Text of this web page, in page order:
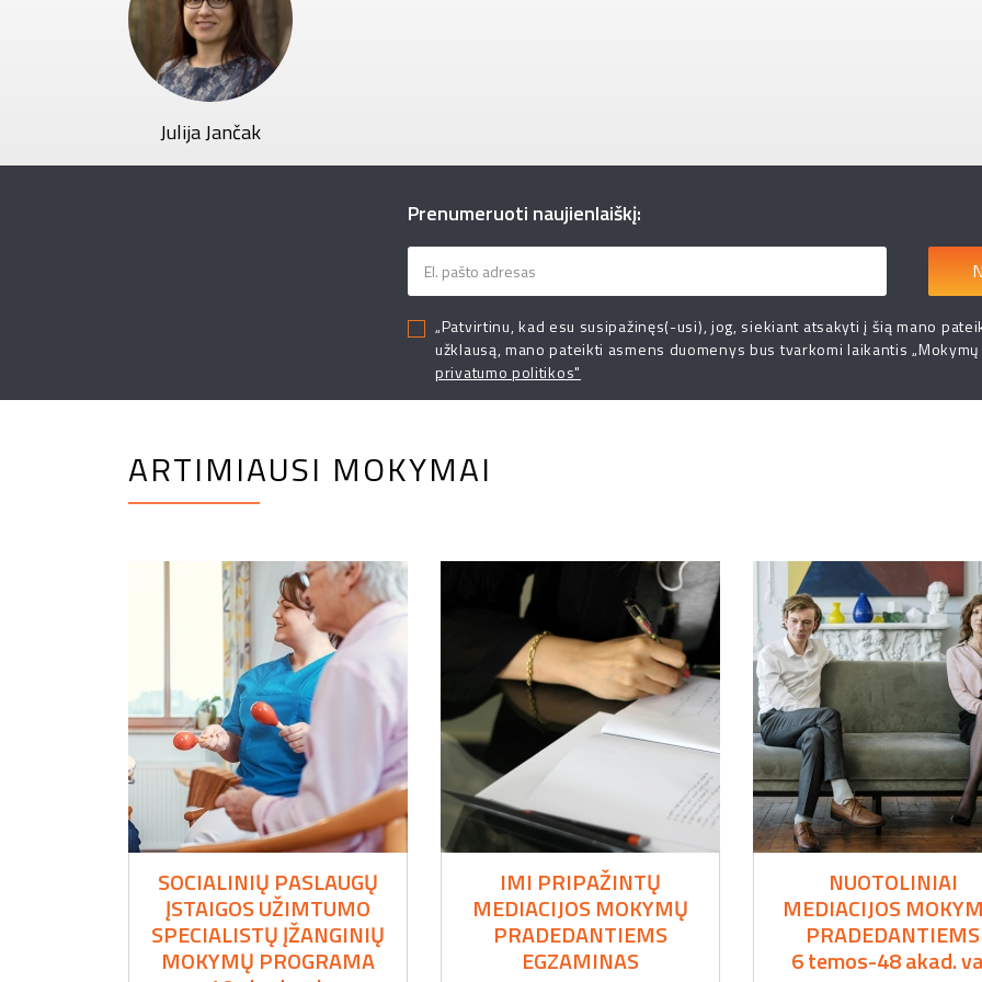
Julija Jančak
Prenumeruoti naujienlaiškį:
„Patvirtinu, kad esu susipažinęs(-usi), jog, siekiant atsakyti į šią mano
užklausą, mano pateikti asmens duomenys bus tvarkomi laikantis „Mokymų
privatumo politikos"
ARTIMIAUSI MOKYMAI
SOCIALINIŲ PASLAUGŲ
ĮSTAIGOS UŽIMTUMO
SPECIALISTŲ ĮŽANGINIŲ
MOKYMŲ PROGRAMA
IMI PRIPAŽINTŲ
MEDIACIJOS MOKYMŲ
PRADEDANTIEMS
EGZAMINAS
NUOTOLINIAI
MEDIACIJOS
PRADEDANTIEMS
6 temos-48 akad.